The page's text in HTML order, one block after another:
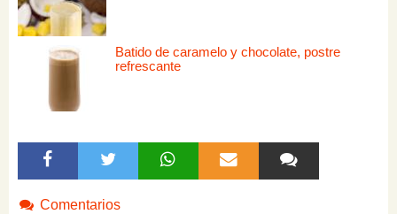
Batido de caramelo y chocolate, postre
refrescante
Comentarios